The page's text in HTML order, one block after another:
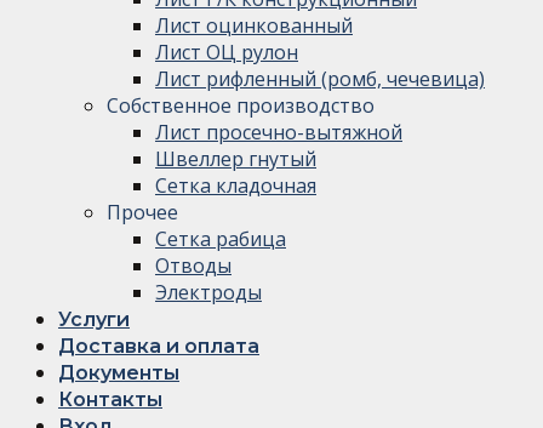
Лист оцинкованный
Лист ОЦ рулон
Лист рифленный (ромб, чечевица)
Собственное производство
Лист просечно-вытяжной
Швеллер гнутый
Сетка кладочная
Прочее
Сетка рабица
Отводы
Электроды
Услуги
Доставка и оплата
Документы
Контакты